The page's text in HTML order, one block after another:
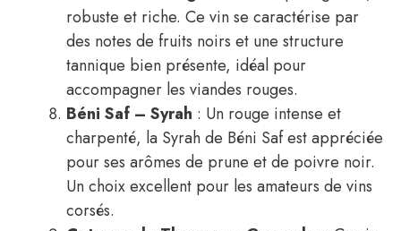
robuste et riche. Ce vin se caractérise par
des notes de fruits noirs et une structure
tannique bien présente, idéal pour
accompagner les viandes rouges.
Béni Saf – Syrah : Un rouge intense et
charpenté, la Syrah de Béni Saf est appréciée
pour ses arômes de prune et de poivre noir.
Un choix excellent pour les amateurs de vins
corsés.